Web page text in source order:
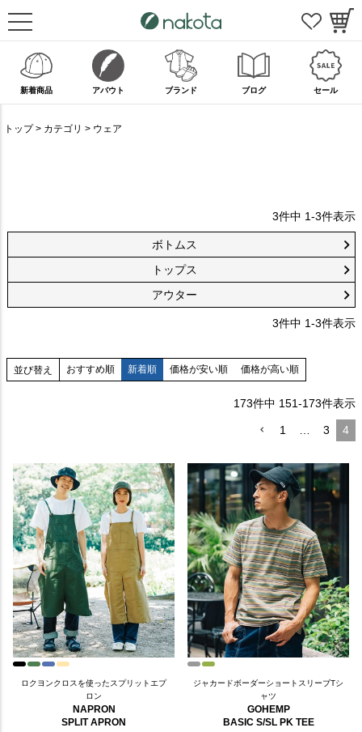
新着商品 アバウト ブランド ブログ セール
トップ カテゴリ ウェア
3件中 1-3件表示
ボトムス
トップス
アウター
3件中 1-3件表示
並び替え おすすめ順 新着順 価格が安い順 価格が高い順
173件中 151-173件表示
1 3 4
ロクヨンクロスを使ったスプリットエプ
ロン
NAPRON
SPLIT APRON
ジャカードボーダーショートスリーブTシ
ャツ
GOHEMP
BASIC S/SL PK TEE